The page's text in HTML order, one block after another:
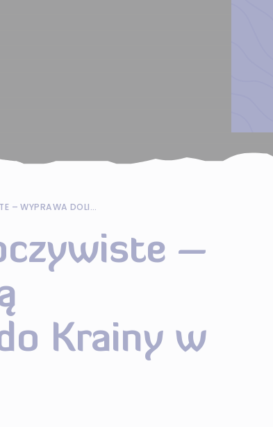
POMORSKIE NIEOCZYWISTE – WYPRAWA DOLINĄ MOSZCZENICZKI DO KRAINY W KRATĘ
–
Krainy w